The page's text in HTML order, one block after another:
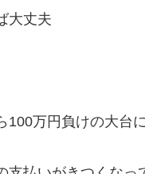
大丈夫
100万円負けの大台